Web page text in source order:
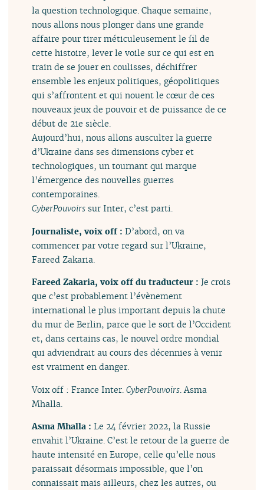
la question technologique. Chaque semaine,
nous allons nous plonger dans une grande
affaire pour tirer méticuleusement le fil de
cette histoire, lever le voile sur ce qui est en
train de se jouer en coulisses, déchiffrer
ensemble les enjeux politiques, géopolitiques
qui s’affrontent et qui nouent le cœur de ces
nouveaux jeux de pouvoir et de puissance de ce
début de 21e siècle.
Aujourd’hui, nous allons ausculter la guerre
d’Ukraine dans ses dimensions cyber et
technologiques, un tournant qui marque
l’émergence des nouvelles guerres
contemporaines.
CyberPouvoirs sur Inter, c’est parti.
Journaliste, voix off :D’abord, on va
commencer par votre regard sur l’Ukraine,
Fareed Zakaria.
Fareed Zakaria, voix off du traducteur :Je crois
que c’est probablement l’évènement
international le plus important depuis la chute
du mur de Berlin, parce que le sort de l’Occident
et, dans certains cas, le nouvel ordre mondial
qui adviendrait au cours des décennies à venir
est vraiment en danger.
Voix off : France Inter.CyberPouvoirs . Asma
Mhalla.
Asma Mhalla :Le 24 février 2022, la Russie
envahit l’Ukraine. C’est le retour de la guerre de
haute intensité en Europe, celle qu’elle nous
paraissait désormais impossible, que l’on
connaissait mais ailleurs, chez les autres, ou